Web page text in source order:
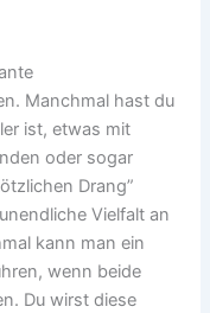
Manchmal hast du
ist, etwas mit
oder sogar
Drang”
Vielfalt an
kann man ein
wenn beide
Du wirst diese